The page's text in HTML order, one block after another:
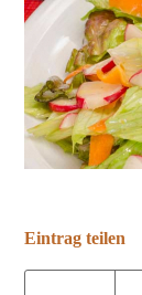
Eintrag teilen